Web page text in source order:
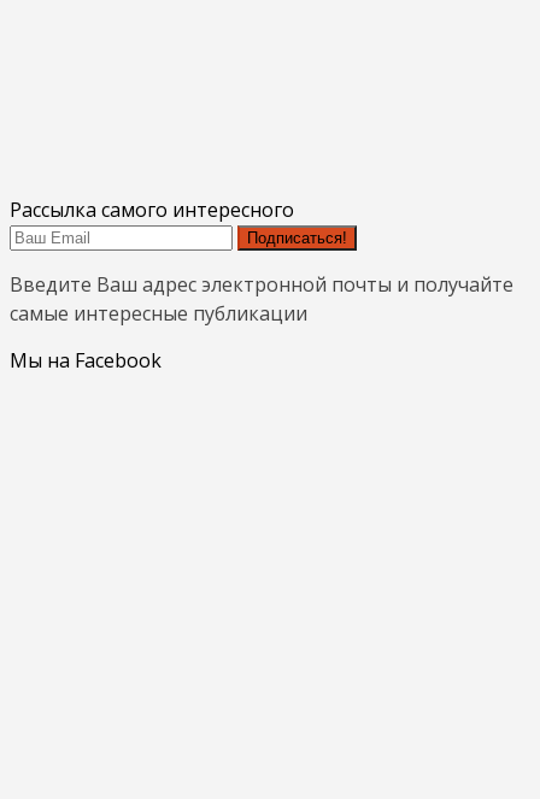
Рассылка самого интересного
Подписаться!
Введите Ваш адрес электронной почты и получайте
самые интересные публикации
Мы на Facebook